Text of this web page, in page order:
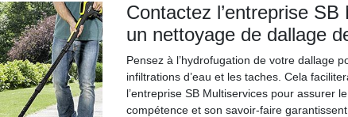
Contactez l’entreprise
un nettoyage de dallage
Pensez à l’hydrofugation de votre dallage
infiltrations d’eau et les taches. Cela
l’entreprise SB Multiservices pour assurer
compétence et son savoir-faire